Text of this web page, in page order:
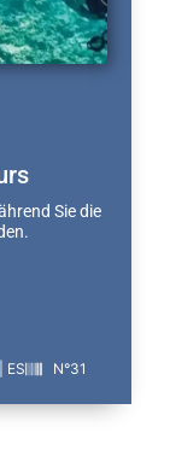
Sie die
ES N°31